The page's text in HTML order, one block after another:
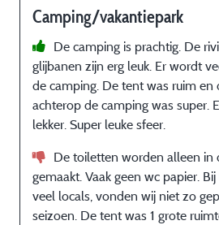
Camping/vakantiepark
De camping is prachtig. De
glijbanen zijn erg leuk. Er wordt
de camping. De tent was ruim en
achterop de camping was super.
lekker. Super leuke sfeer.
De toiletten worden alleen in
gemaakt. Vaak geen wc papier.
veel locals, vonden wij niet zo
seizoen. De tent was 1 grote